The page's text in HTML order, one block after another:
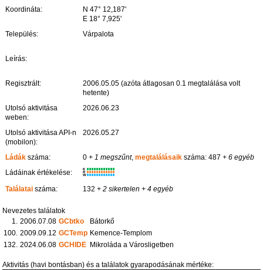
Koordináta:
N 47° 12,187'
E 18° 7,925'
Település:
Várpalota
Leírás:
Regisztrált:
2006.05.05 (azóta átlagosan 0.1 megtalálása volt
hetente)
Utolsó aktivitása
weben:
2026.06.23
Utolsó aktivitása API-n
(mobilon):
2026.05.27
Ládák száma: 0 + 1 megszűnt,megtalálásaik száma: 487 + 6 egyéb
Ládáinak értékelése:
K
R
W
Találatai száma: 132 + 2 sikertelen + 4 egyéb
Nevezetes találatok
1. 2006.07.08 GCbtko
Bátorkő
100. 2009.09.12 GCTemp Kemence-Templom
132. 2024.06.08 GCHIDE Mikroláda a Városligetben
Aktivitás (havi bontásban) és a találatok gyarapodásának mértéke: